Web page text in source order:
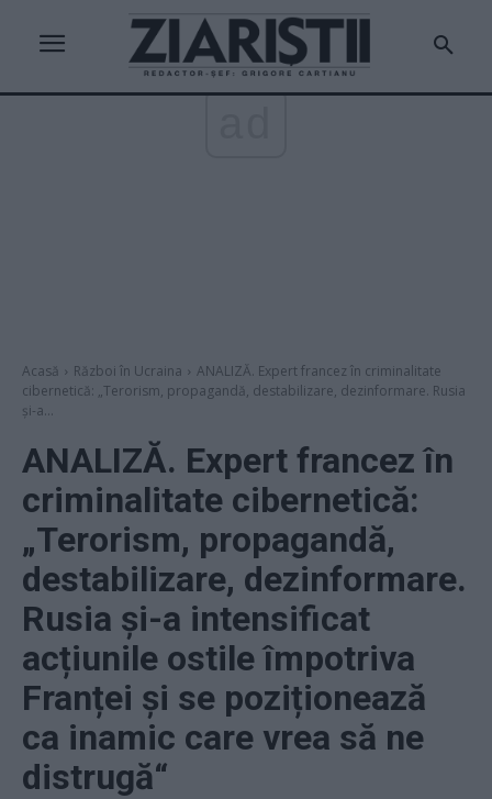
Acasă Război în Ucraina
ANALIZĂ. Expert francez în criminalitate
cibernetică: „Terorism, propagandă, destabilizare, dezinformare. Rusia
și-a...
ANALIZĂ. Expert francez în
criminalitate cibernetică:
„Terorism, propagandă,
destabilizare, dezinformare.
Rusia și-a intensificat
acțiunile ostile împotriva
Franței și se poziționează
ca inamic care vrea să ne
distrugă“